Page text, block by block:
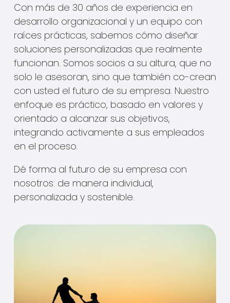
Con más de 30 años de experiencia en
desarrollo organizacional y un equipo con
raíces prácticas, sabemos cómo diseñar
soluciones personalizadas que realmente
funcionan. Somos socios a su altura, que no
solo le asesoran, sino que también co-crean
con usted el futuro de su empresa. Nuestro
enfoque es práctico, basado en valores y
orientado a alcanzar sus objetivos,
integrando activamente a sus empleados
en el proceso.
Dé forma al futuro de su empresa con
nosotros: de manera individual,
personalizada y sostenible.